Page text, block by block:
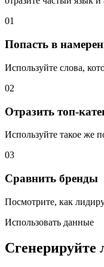
01
Попасть в
Используйте слова,
02
Отразить топ-
Используйте такое же
03
Сравнить бренды
Посмотрите, как
Использовать данные
Сгенерируйте